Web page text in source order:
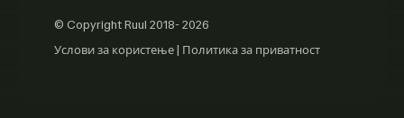
© Copyright Ruul 2018- 2026
Услови за користење| Политика за приватност